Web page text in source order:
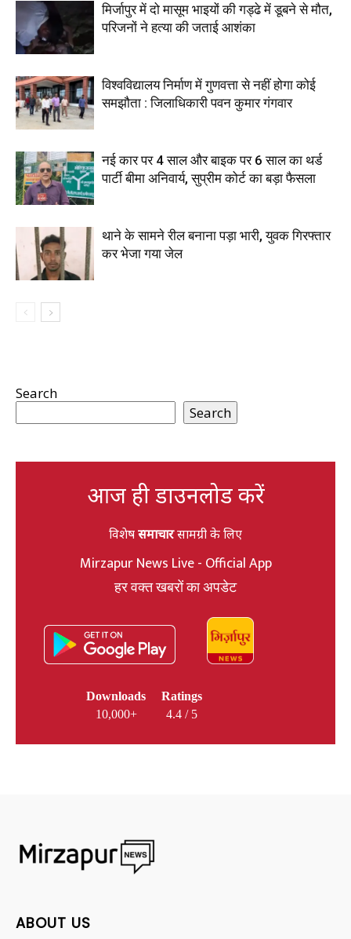
मिर्जापुर में दो मासूम भाइयों की गड्ढे में डूबने से मौत,
परिजनों ने हत्या की जताई आशंका
विश्वविद्यालय निर्माण में गुणवत्ता से नहीं होगा कोई
समझौता : जिलाधिकारी पवन कुमार गंगवार
नई कार पर 4 साल और बाइक पर 6 साल का थर्ड
पार्टी बीमा अनिवार्य, सुप्रीम कोर्ट का बड़ा फैसला
थाने के सामने रील बनाना पड़ा भारी, युवक गिरफ्तार
कर भेजा गया जेल
Search
Search
आज ही डाउनलोड करें
विशेषसमाचारसामग्री के लिए
Mirzapur News Live - Official App
हर वक्त खबरों का अपडेट
Downloads
10,000+
Ratings
4.4 / 5
ABOUT US